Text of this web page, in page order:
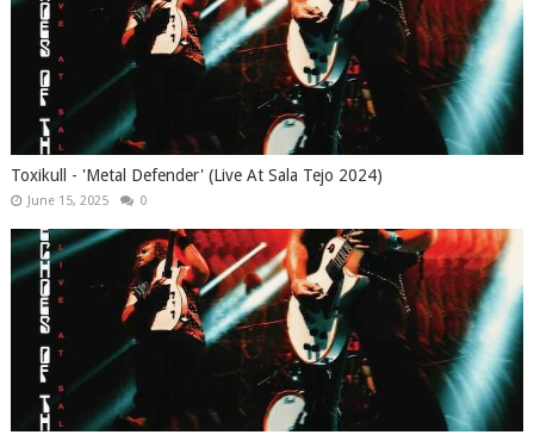
Toxikull - 'Metal Defender' (Live At Sala Tejo 2024)
June 15, 2025 0